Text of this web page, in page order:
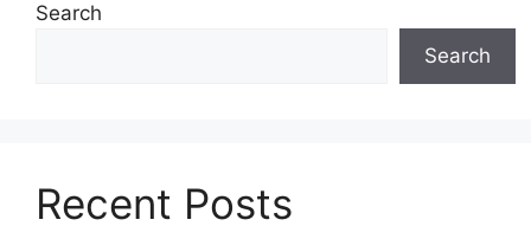
Search
Search
Recent Posts